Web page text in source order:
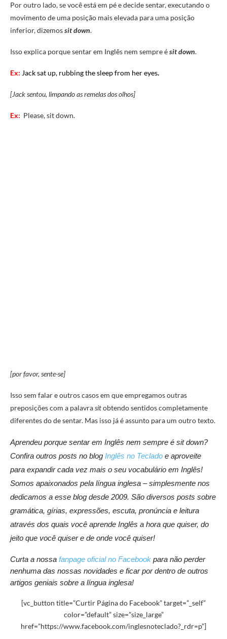
Por outro lado, se você está em pé e decide sentar, executando o
movimento de uma posição mais elevada para uma posição
inferior, dizemossit down.
Isso explica porque sentar em Inglês nem sempre ésit down.
Ex: Jack sat up, rubbing the sleep from her eyes.
[Jack sentou, limpando as remelas dos olhos]
Ex: Please, sit down.
[por favor, sente-se]
Isso sem falar e outros casos em que empregamos outras
preposições com a palavrasitobtendo sentidos completamente
diferentes do de sentar. Mas isso já é assunto para um outro texto.
Aprendeu porque sentar em Inglês nem sempre é sit down?
Confira outros posts no blog Inglês no Teclado e aproveite
para expandir cada vez mais o seu vocabulário em Inglês!
Somos apaixonados pela língua inglesa – simplesmente nos
dedicamos a esse blog desde 2009. São diversos posts sobre
gramática, gírias, expressões, escuta, pronúncia e leitura
através dos quais você aprende Inglês a hora que quiser, do
jeito que você quiser e de onde você quiser!
Curta a nossa fanpage oficial no Facebook para não perder
nenhuma das nossas novidades e ficar por dentro de outros
artigos geniais sobre a língua inglesa!
[vc_button title=”Curtir Página do Facebook” target=”_self”
color=”default” size=”size_large”
href=”https://www.facebook.com/inglesnoteclado?_rdr=p”]